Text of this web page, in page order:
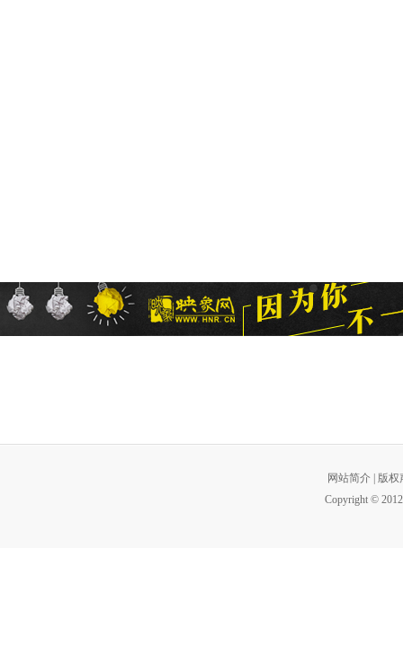
网站简介
版权
Copyright ©